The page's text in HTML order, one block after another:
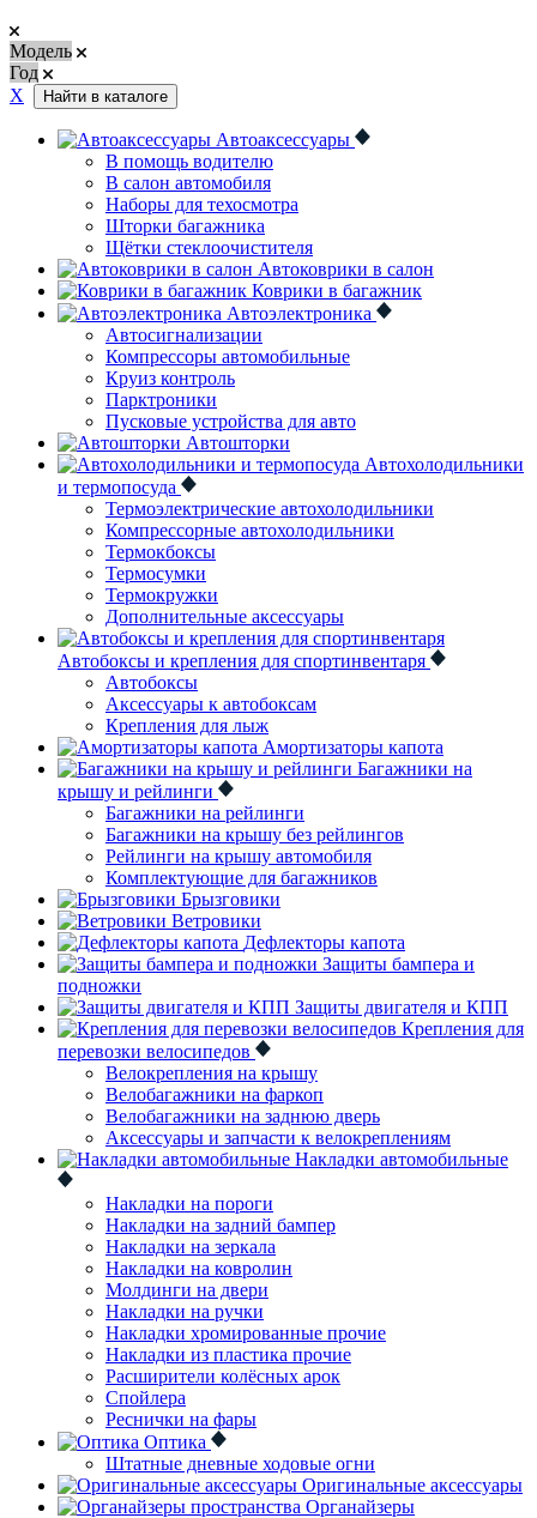
Модель
Год
Х
Найти в каталоге
Автоаксессуары
В помощь водителю
В салон автомобиля
Наборы для техосмотра
Шторки багажника
Щётки стеклоочистителя
Автоковрики в салон
Коврики в багажник
Автоэлектроника
Автосигнализации
Компрессоры автомобильные
Круиз контроль
Парктроники
Пусковые устройства для авто
Автошторки
Автохолодильники
и термопосуда
Термоэлектрические автохолодильники
Компрессорные автохолодильники
Термокбоксы
Термосумки
Термокружки
Дополнительные аксессуары
Автобоксы и крепления для спортинвентаря
Автобоксы
Аксессуары к автобоксам
Крепления для лыж
Амортизаторы капота
Багажники на
крышу и рейлинги
Багажники на рейлинги
Багажники на крышу без рейлингов
Рейлинги на крышу автомобиля
Комплектующие для багажников
Брызговики
Ветровики
Дефлекторы капота
Защиты бампера и
подножки
Защиты двигателя и КПП
Крепления для
перевозки велосипедов
Велокрепления на крышу
Велобагажники на фаркоп
Велобагажники на заднюю дверь
Аксессуары и запчасти к велокреплениям
Накладки автомобильные
Накладки на пороги
Накладки на задний бампер
Накладки на зеркала
Накладки на ковролин
Молдинги на двери
Накладки на ручки
Накладки хромированные прочие
Накладки из пластика прочие
Расширители колёсных арок
Спойлера
Реснички на фары
Оптика
Штатные дневные ходовые огни
Оригинальные аксессуары
Органайзеры